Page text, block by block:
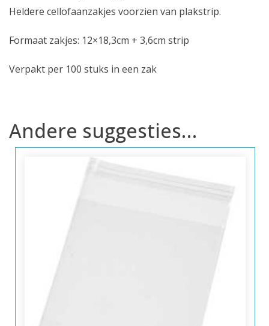
Heldere cellofaanzakjes voorzien van plakstrip.
Formaat zakjes: 12×18,3cm + 3,6cm strip
Verpakt per 100 stuks in een zak
Andere suggesties…